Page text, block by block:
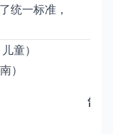
统一标准，
童）
）
舒